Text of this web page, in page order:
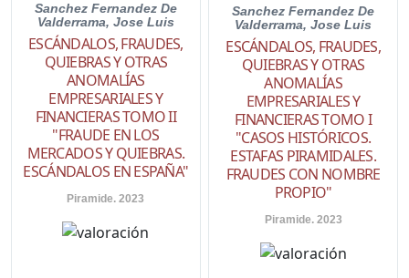
Sanchez Fernandez De
Valderrama, Jose Luis
ESCÁNDALOS, FRAUDES,
QUIEBRAS Y OTRAS
ANOMALÍAS
EMPRESARIALES Y
FINANCIERAS TOMO II
"FRAUDE EN LOS
MERCADOS Y QUIEBRAS.
ESCÁNDALOS EN ESPAÑA"
Piramide. 2023
Sanchez Fernandez De
Valderrama, Jose Luis
ESCÁNDALOS, FRAUDES,
QUIEBRAS Y OTRAS
ANOMALÍAS
EMPRESARIALES Y
FINANCIERAS TOMO I
"CASOS HISTÓRICOS.
ESTAFAS PIRAMIDALES.
FRAUDES CON NOMBRE
PROPIO"
Piramide. 2023